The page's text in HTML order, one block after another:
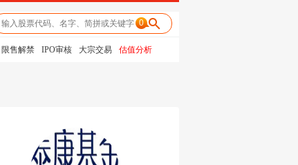
0
限售解禁 IPO审核 大宗交易 估值分析